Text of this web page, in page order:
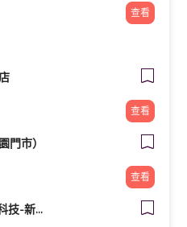
查看
查看
門市）
查看
FOOTDISC富足康科技-新光三越-西門店